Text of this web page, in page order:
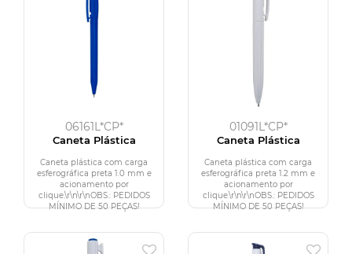
06161L*CP*
Caneta Plástica
Caneta plástica com carga
esferográfica preta 1.0 mm e
acionamento por
clique.\r\n\r\nOBS.: PEDIDOS
MÍNIMO DE 50 PEÇAS!
01091L*CP*
Caneta Plástica
Caneta plástica com carga
esferográfica preta 1.2 mm e
acionamento por
clique.\r\n\r\nOBS.: PEDIDOS
MÍNIMO DE 50 PEÇAS!